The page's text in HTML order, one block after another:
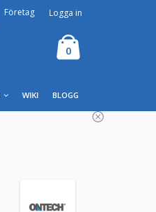
Företag Logga in
0
BLOGG
WIKI